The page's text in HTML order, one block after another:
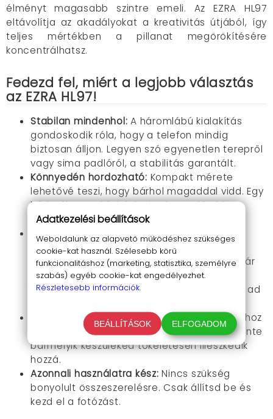
élményt magasabb szintre emeli. Az EZRA HL97
eltávolítja az akadályokat a kreativitás útjából, így
teljes mértékben a pillanat megörökítésére
koncentrálhatsz.
Fedezd fel, miért a legjobb választás
az EZRA HL97!
Stabilan mindenhol: A háromlábú kialakítás
gondoskodik róla, hogy a telefon mindig
biztosan álljon. Legyen szó egyenetlen terepről
vagy sima padlóról, a stabilitás garantált.
Könnyedén hordozható: Kompakt mérete
lehetővé teszi, hogy bárhol magaddal vidd. Egy
hátizsák vagy kézitáska is elegendő ahhoz,
hogy veled legyen.
Állítható magasság és szög:Az állítható
lábaknak köszönhetően bármilyen
magasságból megörökítheted a világot. Akár
egy alacsony szögből, akár madártávlatból
szeretnél fotózni, az EZRA HL97 lehetőséget ad
Teljes kompatibilitás:
Kifejezetten telefonokhoz
tervezett, így biztos lehetsz benne, hogy szinte
bármelyik készüléked tökéletesen illeszkedik
hozzá.
Azonnali használatra kész: Nincs szükség
bonyolult összeszerelésre. Csak állítsd be és
kezd el a fotózást.
Adatkezelési beállítások
Weboldalunk az alapvető működéshez szükséges
cookie-kat használ. Szélesebb körű
funkcionalitáshoz (marketing, statisztika, személyre
szabás) egyéb cookie-kat engedélyezhet.
Részletesebb információk.
BEÁLLÍTÁSOK ELFOGADOM